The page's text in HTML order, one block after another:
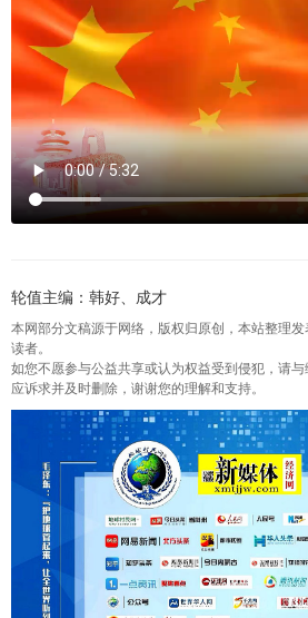
轮值主编：韩好、成才
本网部分文稿源于网络，版权归原创，本站整理
读者。
如您不愿参与公益共享或认为权益受到侵犯，请
应诉求并及时删除，谢谢您的理解和支持。